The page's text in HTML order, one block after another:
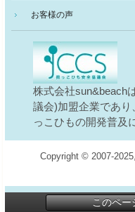
お客様の声
株式会社sun&beach
議会)加盟企業であ
っこひもの開発普及
Copyright © 2007-
このペー